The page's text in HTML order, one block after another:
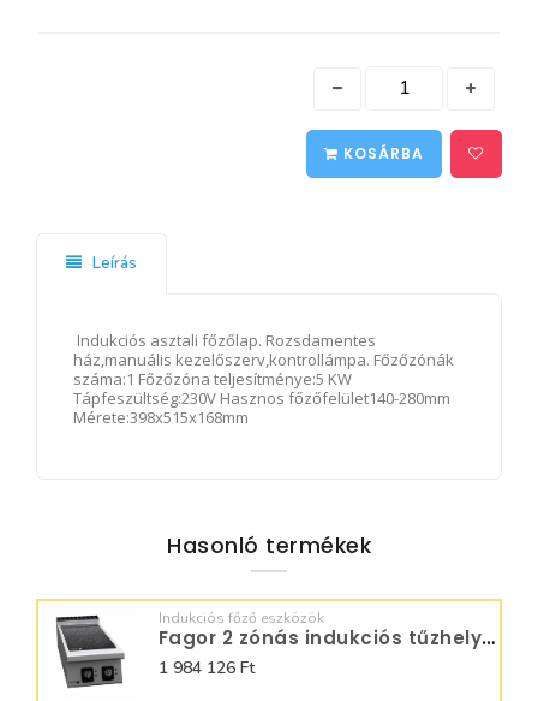
KOSÁRBA
Leírás
Indukciós asztali főzőlap. Rozsdamentes
ház,manuális kezelőszerv,kontrollámpa. Főzőzónák
száma:1 Főzőzóna teljesítménye:5 KW
Tápfeszültség:230V Hasznos főzőfelület140-280mm
Mérete:398x515x168mm
Hasonló termékek
Indukciós főző eszközök
Fagor 2 zónás indukciós tűzhely C-I725
1 984 126 Ft